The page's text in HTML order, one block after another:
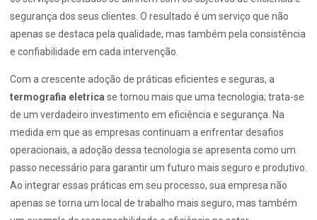
segurança dos seus clientes. O resultado é um serviço que não
apenas se destaca pela qualidade, mas também pela consistência
e confiabilidade em cada intervenção.
Com a crescente adoção de práticas eficientes e seguras, a
termografia eletrica se tornou mais que uma tecnologia; trata-se
de um verdadeiro investimento em eficiência e segurança. Na
medida em que as empresas continuam a enfrentar desafios
operacionais, a adoção dessa tecnologia se apresenta como um
passo necessário para garantir um futuro mais seguro e produtivo.
Ao integrar essas práticas em seu processo, sua empresa não
apenas se torna um local de trabalho mais seguro, mas também